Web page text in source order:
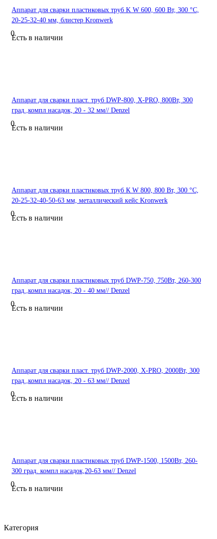
Аппарат для сварки пластиковых труб K W 600, 600 Вт, 300 °C,
20-25-32-40 мм, блистер Kronwerk
0
Есть в наличии
Аппарат для сварки пласт. труб DWP-800, Х-PRO, 800Вт, 300
град.,компл насадок, 20 - 32 мм// Denzel
0
Есть в наличии
Аппарат для сварки пластиковых труб К W 800, 800 Вт, 300 °C,
20-25-32-40-50-63 мм, металлический кейс Kronwerk
0
Есть в наличии
Аппарат для сварки пластиковых труб DWP-750, 750Вт, 260-300
град.,компл насадок, 20 - 40 мм// Denzel
0
Есть в наличии
Аппарат для сварки пласт. труб DWP-2000, Х-PRO, 2000Вт, 300
град.,компл насадок, 20 - 63 мм// Denzel
0
Есть в наличии
Аппарат для сварки пластиковых труб DWP-1500, 1500Вт, 260-
300 град. компл насадок,20-63 мм// Denzel
0
Есть в наличии
Категория